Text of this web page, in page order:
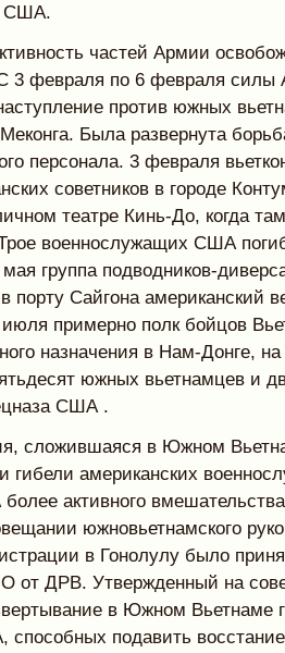
США.
частей Армии
3 февраля по 6 февраля
против южных
Была развернута
персонала. 3 февраля
советников в городе
театре Кинь-До, когда
военнослужащих США
группа подводников-
порту Сайгона американский
примерно полк бойцов
назначения в Нам-Донге,
южных вьетнамцев и
США .
сложившаяся в Южном
гибели американских
активного
южновьетнамского
в Гонолулу было
от ДРВ. Утвержденный на
в Южном Вьетнаме
подавить